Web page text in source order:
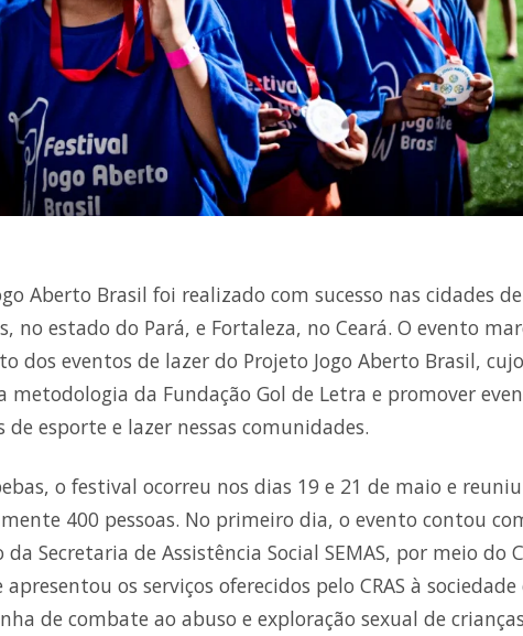
Aberto Brasil foi realizado com sucesso nas cidades de
no estado do Pará, e Fortaleza, no Ceará. O evento
dos eventos de lazer do Projeto Jogo Aberto Brasil,
metodologia da Fundação Gol de Letra e promover
de esporte e lazer nessas comunidades.
o festival ocorreu nos dias 19 e 21 de maio e reuniu
400 pessoas. No primeiro dia, o evento contou
Secretaria de Assistência Social SEMAS, por meio do
apresentou os serviços oferecidos pelo CRAS à
de combate ao abuso e exploração sexual de